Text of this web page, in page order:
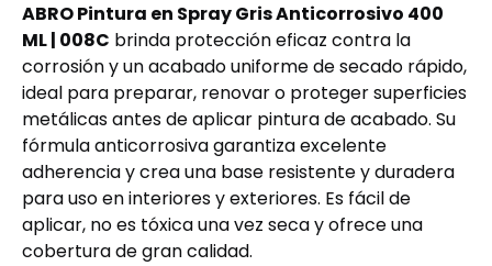
ABRO Pintura en Spray Gris Anticorrosivo 400
ML | 008C brinda protección eficaz contra la
corrosión y un acabado uniforme de secado rápido,
ideal para preparar, renovar o proteger superficies
metálicas antes de aplicar pintura de acabado. Su
fórmula anticorrosiva garantiza excelente
adherencia y crea una base resistente y duradera
para uso en interiores y exteriores. Es fácil de
aplicar, no es tóxica una vez seca y ofrece una
cobertura de gran calidad.